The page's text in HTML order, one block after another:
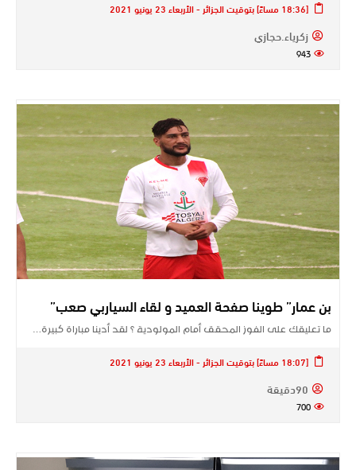
[18:36 مساءً] بتوقيت الجزائر - الأربعاء 23 يونيو 2021
زكرياء.حجازي
943
بن عمار” طوينا صفحة العميد و لقاء السياربي صعب”
ما تعليقك على الفوز المحقق أمام المولودية ؟ لقد أدينا مباراة كبيرة…
[18:07 مساءً] بتوقيت الجزائر - الأربعاء 23 يونيو 2021
90دقيقة
700